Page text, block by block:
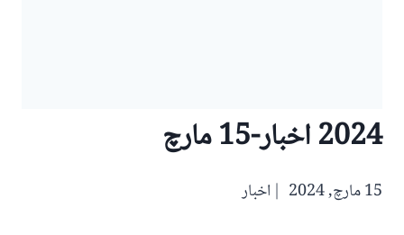
2024 اخبار-15 مارچ
15 مارچ, 2024 اخبار